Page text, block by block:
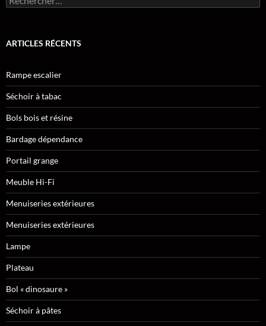
ARTICLES RÉCENTS
Rampe escalier
Séchoir à tabac
Bols bois et résine
Bardage dépendance
Portail grange
Meuble Hi-Fi
Menuiseries extérieures
Menuiseries extérieures
Lampe
Plateau
Bol « dinosaure »
Séchoir à pâtes